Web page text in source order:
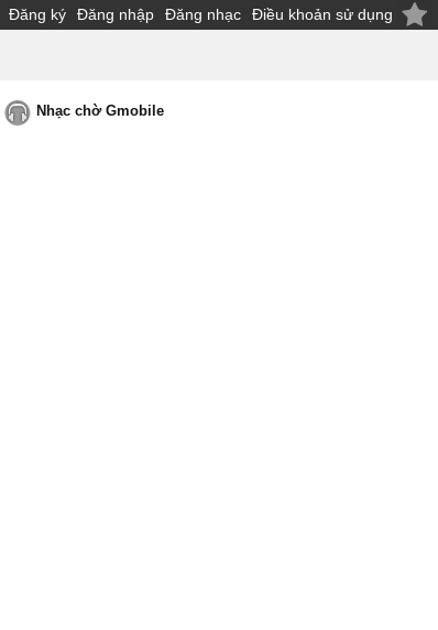
Đăng ký Đăng nhập Đăng nhạc Điều khoản sử dụng
Nhạc chờ Gmobile